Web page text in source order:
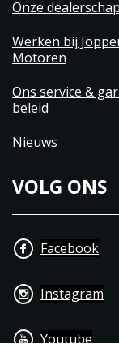
Onze
Werken bij
Motoren
Ons service &
beleid
Nieuws
VOLG ONS
Facebook
Instagram
Youtube